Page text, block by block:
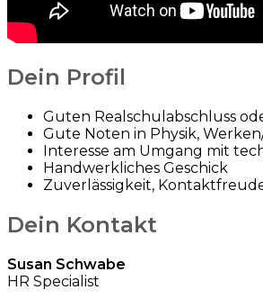
Dein Profil
Guten Realschulabschluss
Gute Noten in Physik,
Interesse am Umgang mit
Handwerkliches Geschick
Zuverlässigkeit,
Dein Kontakt
Susan Schwabe
HR Specialist